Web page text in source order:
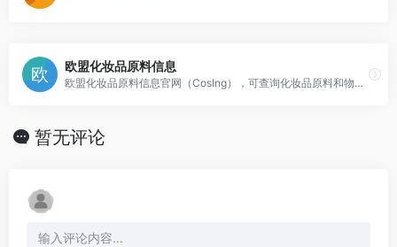
欧盟化妆品原料信息
欧盟化妆品原料信息官网（CosIng），可查询化妆品原料和物质信息，禁限制物质和原料及其限制量和使用范围等。
暂无评论